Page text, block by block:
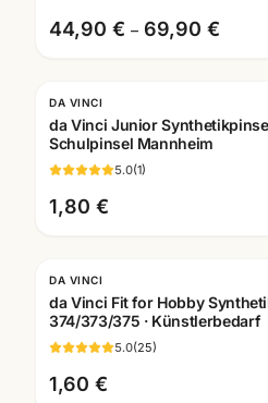
44,90 € – 69,90 €
DA VINCI
da Vinci Junior
Schulpinsel Mannheim
5.0(1)
1,80 €
DA VINCI
da Vinci Fit for Hobby
374/373/375 · Künstlerbedarf
5.0(25)
1,60 €